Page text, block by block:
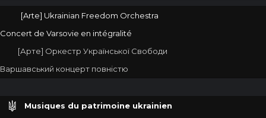
[Arte] Ukrainian Freedom Orchestra
Concert de Varsovie en intégralité
[Арте] Оркестр Української Свободи
Варшавський концерт повністю
Musiques du patrimoine ukrainien